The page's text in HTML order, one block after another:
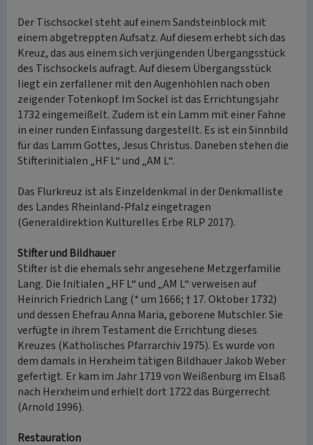
Der Tischsockel steht auf einem Sandsteinblock mit
einem abgetreppten Aufsatz. Auf diesem erhebt sich das
Kreuz, das aus einem sich verjüngenden Übergangsstück
des Tischsockels aufragt. Auf diesem Übergangsstück
liegt ein zerfallener mit den Augenhöhlen nach oben
zeigender Totenkopf. Im Sockel ist das Errichtungsjahr
1732 eingemeißelt. Zudem ist ein Lamm mit einer Fahne
in einer runden Einfassung dargestellt. Es ist ein Sinnbild
für das Lamm Gottes, Jesus Christus. Daneben stehen die
Stifterinitialen „HF L“ und „AM L“.
Das Flurkreuz ist als Einzeldenkmal in der Denkmalliste
des Landes Rheinland-Pfalz eingetragen
(Generaldirektion Kulturelles Erbe RLP 2017).
Stifter und Bildhauer
Stifter ist die ehemals sehr angesehene Metzgerfamilie
Lang. Die Initialen „HF L“ und „AM L“ verweisen auf
Heinrich Friedrich Lang (* um 1666; † 17. Oktober 1732)
und dessen Ehefrau Anna Maria, geborene Mutschler. Sie
verfügte in ihrem Testament die Errichtung dieses
Kreuzes (Katholisches Pfarrarchiv 1975). Es wurde von
dem damals in Herxheim tätigen Bildhauer Jakob Weber
gefertigt. Er kam im Jahr 1719 von Weißenburg im Elsaß
nach Herxheim und erhielt dort 1722 das Bürgerrecht
(Arnold 1996).
Restauration